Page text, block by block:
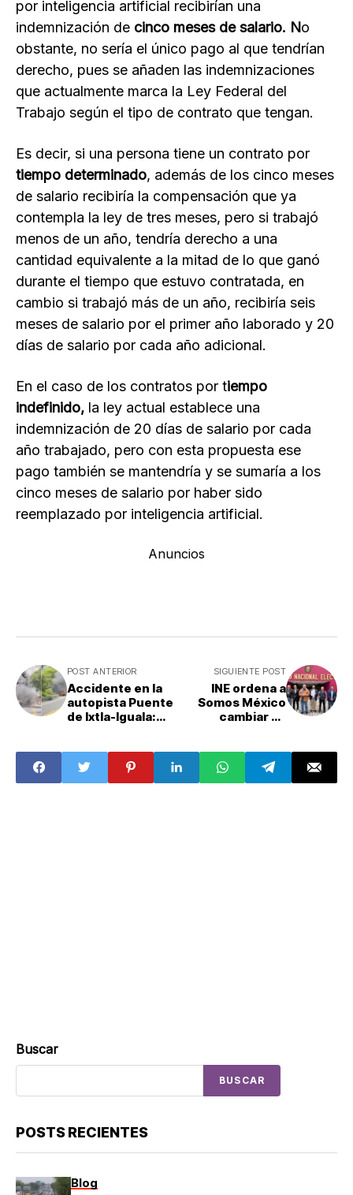
por inteligencia artificial recibirían una
indemnización de cinco meses de salario. No
obstante, no sería el único pago al que tendrían
derecho, pues se añaden las indemnizaciones
que actualmente marca la Ley Federal del
Trabajo según el tipo de contrato que tengan.
Es decir, si una persona tiene un contrato por
tiempo determinado, además de los cinco meses
de salario recibiría la compensación que ya
contempla la ley de tres meses, pero si trabajó
menos de un año, tendría derecho a una
cantidad equivalente a la mitad de lo que ganó
durante el tiempo que estuvo contratada, en
cambio si trabajó más de un año, recibiría seis
meses de salario por el primer año laborado y 20
días de salario por cada año adicional.
En el caso de los contratos por tiempo
indefinido, la ley actual establece una
indemnización de 20 días de salario por cada
año trabajado, pero con esta propuesta ese
pago también se mantendría y se sumaría a los
cinco meses de salario por haber sido
reemplazado por inteligencia artificial.
Anuncios
POST ANTERIOR
Accidente en la
autopista Puente
de Ixtla-Iguala:
SIGUIENTE POST
INE ordena a
Somos México
cambiar su
'representar al
país'; partido
impugnará ante el
Buscar
BUSCAR
POSTS RECIENTES
Blog